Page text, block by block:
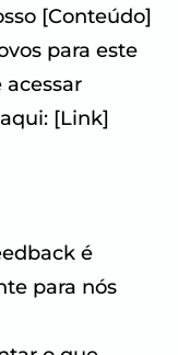
[Conteúdo]
para este
acessar
[Link]
é
para nós